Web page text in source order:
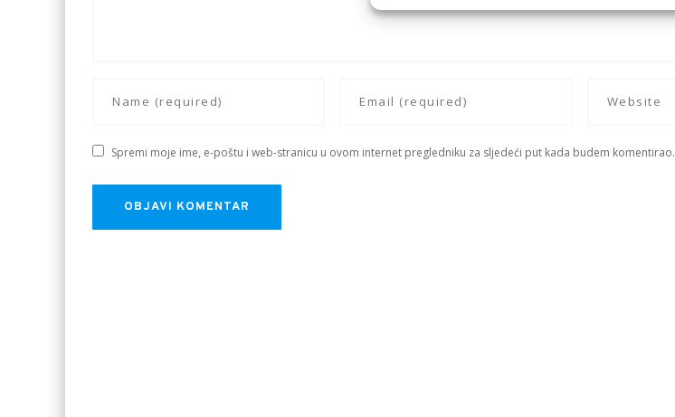
Spremi moje ime, e-poštu i web-stranicu u ovom internet pregledniku za sljedeći put kada budem komentirao.